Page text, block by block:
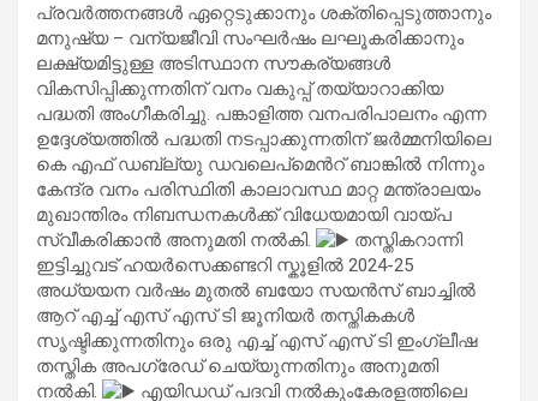
പ്രവര്‍ത്തനങ്ങള്‍ ഏറ്റെടുക്കാനും ശക്തിപ്പെടുത്താനും
മനുഷ്യ – വന്യജീവി സംഘര്‍ഷം ലഘൂകരിക്കാനും
ലക്ഷ്യമിട്ടുള്ള അടിസ്ഥാന സൗകര്യങ്ങള്‍
വികസിപ്പിക്കുന്നതിന് വനം വകുപ്പ് തയ്യാറാക്കിയ
പദ്ധതി അംഗീകരിച്ചു. പങ്കാളിത്ത വനപരിപാലനം എന്ന
ഉദ്ദേശ്യത്തില്‍ പദ്ധതി നടപ്പാക്കുന്നതിന് ജര്‍മ്മനിയിലെ
കെ എഫ് ഡബ്ല്യു ഡവലെപ്മെന്‍റ് ബാങ്കില്‍ നിന്നും
കേന്ദ്ര വനം പരിസ്ഥിതി കാലാവസ്ഥ മാറ്റ മന്ത്രാലയം
മുഖാന്തിരം നിബന്ധനകള്‍ക്ക് വിധേയമായി വായ്പ
സ്വീകരിക്കാന്‍ അനുമതി നല്‍കി.
തസ്തികറാന്നി
ഇട്ടിച്ചുവട് ഹയര്‍സെക്കണ്ടറി സ്കൂളില്‍ 2024-25
അധ്യയന വര്‍ഷം മുതല്‍ ബയോ സയന്‍സ് ബാച്ചില്‍
ആറ് എച്ച് എസ് എസ് ടി ജൂനിയര്‍ തസ്തികകള്‍
സൃഷ്ടിക്കുന്നതിനും ഒരു എച്ച് എസ് എസ് ടി ഇംഗ്ലീഷ
തസ്തിക അപഗ്രേഡ് ചെയ്യുന്നതിനും അനുമതി
നല്‍കി.
എയിഡഡ് പദവി നല്‍കുംകേരളത്തിലെ